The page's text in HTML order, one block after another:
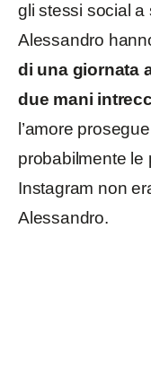
gli stessi social a
Alessandro
di una giornata
due mani
l’amore
probabilmente le
Instagram non
Alessandro.